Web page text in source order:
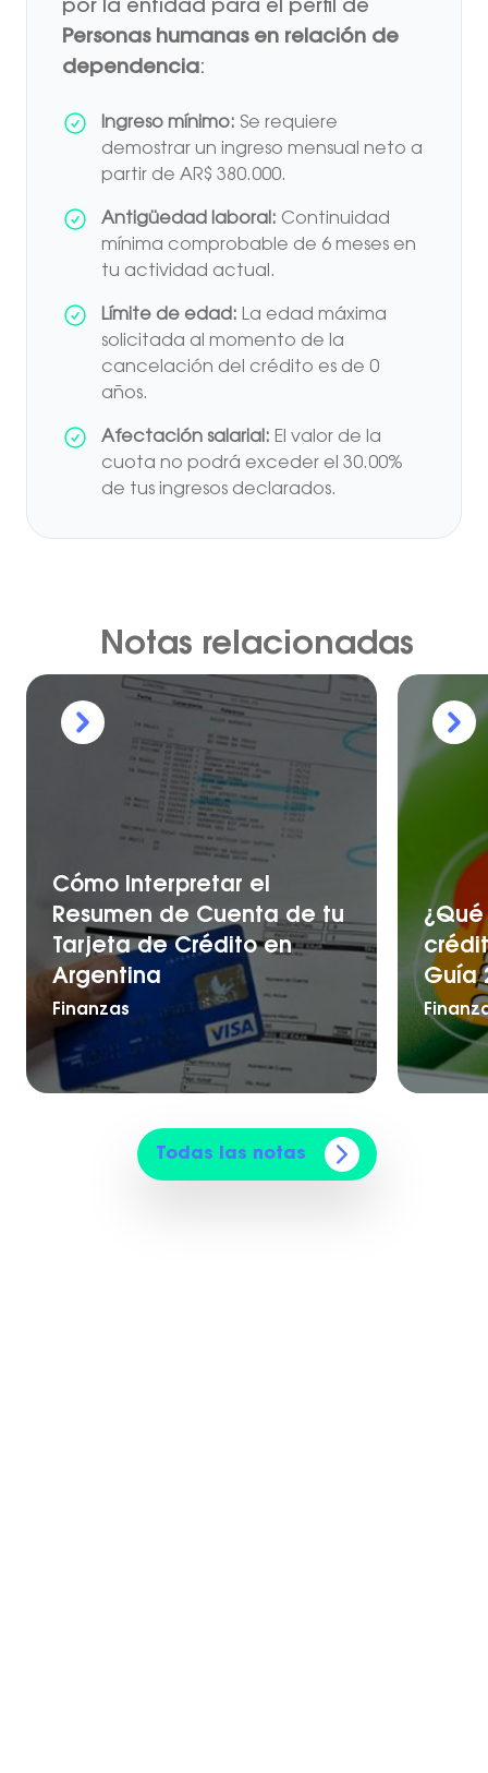
por la entidad para el perfil de
Personas humanas en relación de
dependencia:
Ingreso mínimo: Se requiere
demostrar un ingreso mensual neto a
partir de AR$ 380.000.
Antigüedad laboral: Continuidad
mínima comprobable de 6 meses en
tu actividad actual.
Límite de edad: La edad máxima
solicitada al momento de la
cancelación del crédito es de 0
años.
Afectación salarial: El valor de la
cuota no podrá exceder el 30.00%
de tus ingresos declarados.
Notas relacionadas
Cómo Interpretar el
Resumen de Cuenta de tu
Tarjeta de Crédito en
Argentina
Finanzas
Guía
Todas las notas